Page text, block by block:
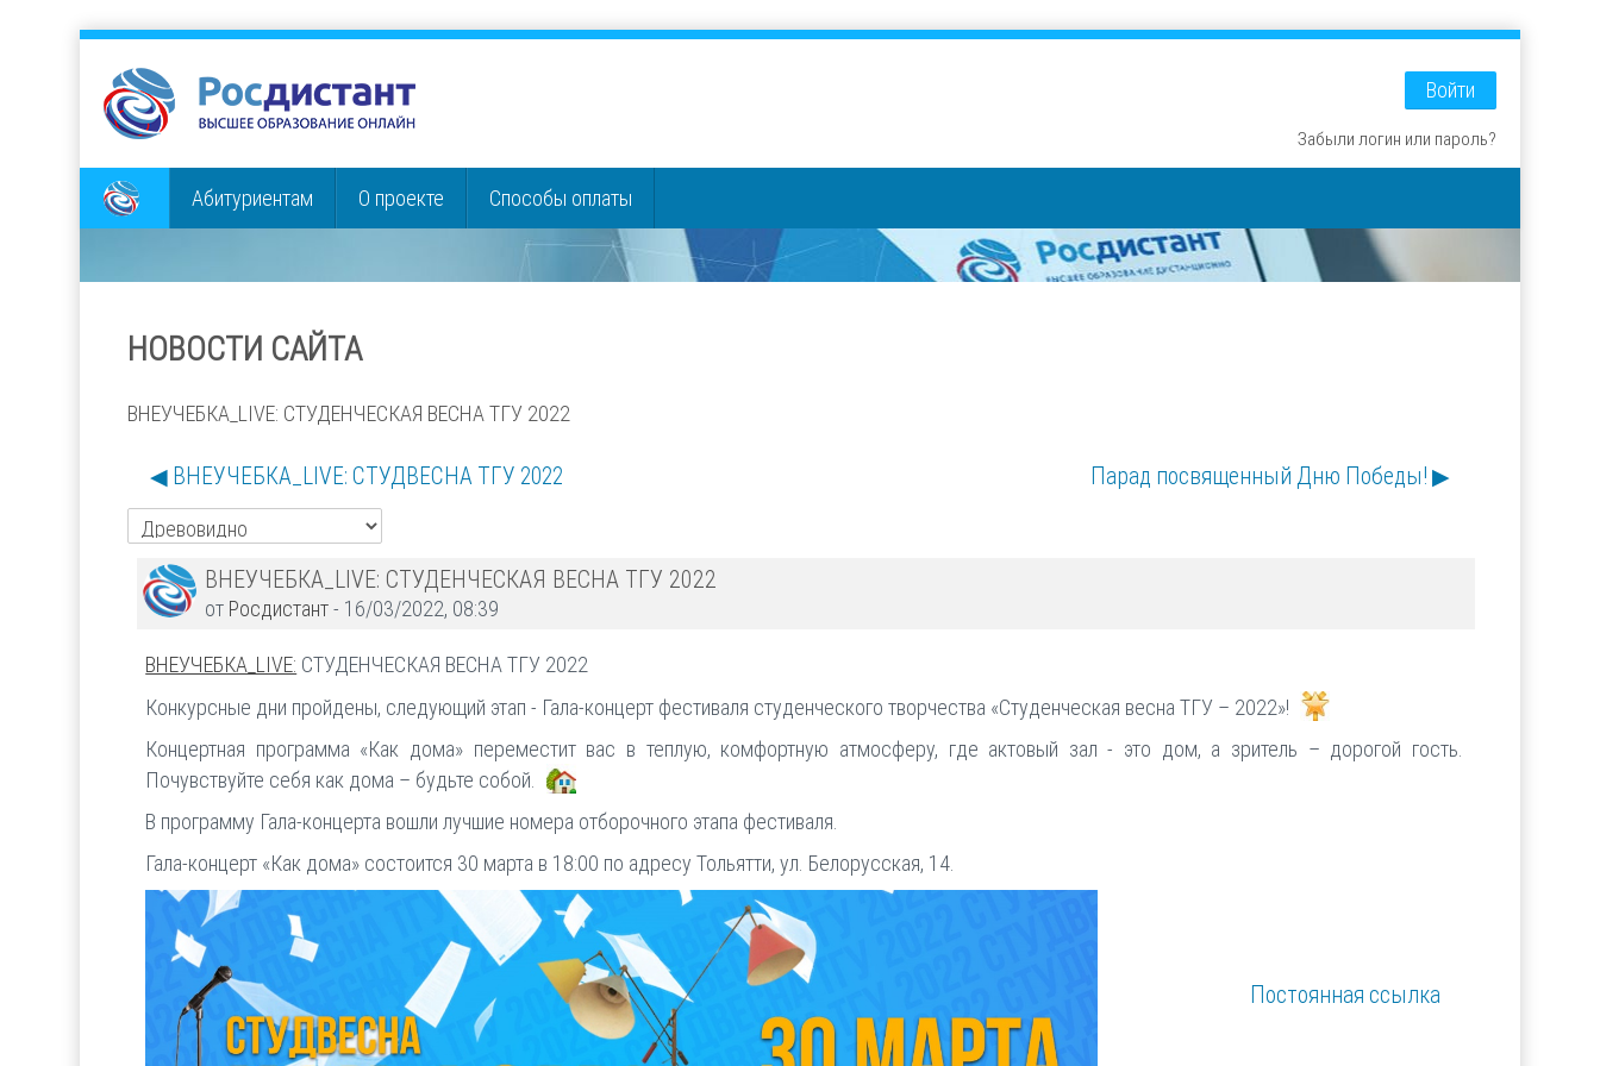
Войти
Забыли логин или пароль?
Абитуриентам О проекте Способы оплаты
НОВОСТИ САЙТА
ВНЕУЧЕБКА_LIVE: СТУДЕНЧЕСКАЯ ВЕСНА ТГУ 2022
◀︎ ВНЕУЧЕБКА_LIVE: СТУДВЕСНА ТГУ 2022 Парад посвященный Дню Победы! ▶︎
ВНЕУЧЕБКА_LIVE: СТУДЕНЧЕСКАЯ ВЕСНА ТГУ 2022
от Росдистант- 16/03/2022, 08:39
Количество
ответов:
ВНЕУЧЕБКА_LIVE: СТУДЕНЧЕСКАЯ ВЕСНА ТГУ 2022
Конкурсные дни пройдены, следующий этап - Гала-концерт фестиваля студенческого творчества «Студенческая весна ТГУ – 2022»!
Концертная программа «Как дома» переместит вас в теплую, комфортную атмосферу, где актовый зал - это дом, а зритель – дорогой гость.
Почувствуйте себя как дома – будьте собой.
В программу Гала-концерта вошли лучшие номера отборочного этапа фестиваля.
Гала-концерт «Как дома» состоится 30 марта в 18:00 по адресу Тольятти, ул. Белорусская, 14.
Постоянная ссылка